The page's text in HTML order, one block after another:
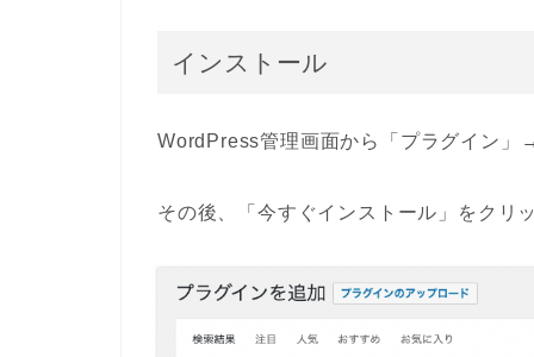
インストール
WordPress管理画面から 「プラグイン
その後、 「今すぐインストール」 をクリ